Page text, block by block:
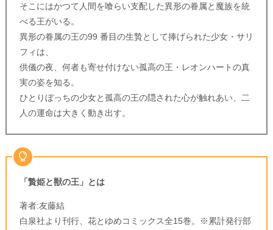
そこにはかつて人間を喰らい支配した異形の眷属と魔族を統
べる王がいる。
異形の眷属の王の99 番目の生贄として捧げられた少女・サリ
フィは、
供儀の夜、何者も寄せ付けない孤高の王・レオンハートの真
実の姿を知る。
ひとりぼっちの少女と孤高の王の隠された心が触れあい、二
人の運命は大きく動き出す。
「贄姫と獣の王」とは
著者:友藤結
白泉社より刊行、花とゆめコミックス全15巻。※累計発行部